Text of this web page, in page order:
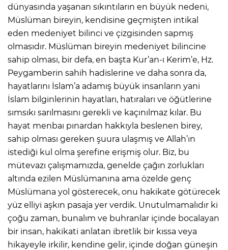
dünyasında yaşanan sıkıntıların en büyük nedeni,
Müslüman bireyin, kendisine geçmişten intikal
eden medeniyet bilinci ve çizgisinden sapmış
olmasıdır. Müslüman bireyin medeniyet bilincine
sahip olması, bir defa, en başta Kur’an-ı Kerim’e, Hz.
Peygamberin sahih hadislerine ve daha sonra da,
hayatlarını İslam’a adamış büyük insanların yani
İslam bilginlerinin hayatları, hatıraları ve öğütlerine
sımsıkı sarılmasını gerekli ve kaçınılmaz kılar. Bu
hayat menbaı pınardan hakkıyla beslenen birey,
sahip olması gereken şuura ulaşmış ve Allah’ın
istediği kul olma şerefine erişmiş olur. Biz, bu
mütevazı çalışmamızda, genelde çağın zorlukları
altında ezilen Müslümanına ama özelde genç
Müslümana yol gösterecek, onu hakikate götürecek
yüz elliyi aşkın pasaja yer verdik. Unutulmamalıdır ki
çoğu zaman, bunalım ve buhranlar içinde bocalayan
bir insan, hakikati anlatan ibretlik bir kıssa veya
hikayeyle irkilir, kendine gelir, içinde doğan güneşin